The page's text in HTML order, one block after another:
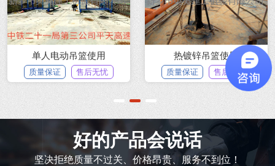
单人电动吊篮使用
质量保证 售后无忧
热镀锌吊篮使用
质量保证 售后无忧
1 2 3
好的产品会说话
坚决拒绝质量不过关、价格昂贵、服务不到位！